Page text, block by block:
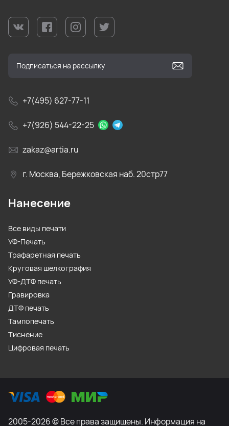
+7(495) 627-77-11
+7(926) 544-22-25
zakaz@artia.ru
г. Москва, Бережковская наб. 20стр77
Нанесение
Все виды печати
УФ-Печать
Трафаретная печать
Круговая шелкография
УФ-ДТФ печать
Гравировка
ДТФ печать
Тампопечать
Тиснение
Цифровая печать
2005-2026 © Все права защищены. Информация на